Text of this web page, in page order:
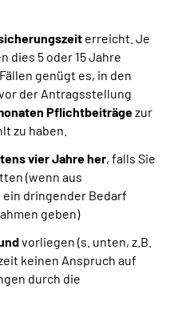
erreicht. Je
dies 5 oder 15 Jahre
genügt es, in den
der Antragsstellung
Pflichtbeiträgezur
zu haben.
vier Jahre her, falls Sie
(wenn aus
dringender Bedarf
geben)
vorliegen (s. unten, z.B.
keinen Anspruch auf
durch die